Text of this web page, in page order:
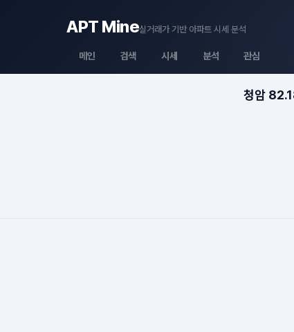
APT Mine실거래가 기반 아파트 시세 분석
메인 검색 시세 분석 관심
청암